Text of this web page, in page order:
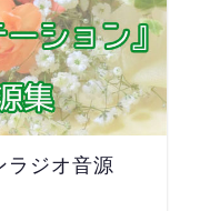
ラジオ音源